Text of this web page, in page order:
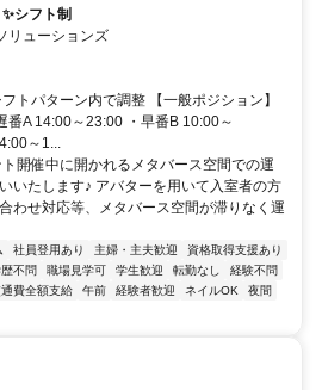
シフト制
リューションズ
トパターン内で調整 【一般ポジション】
番A 14:00～23:00 ・早番B 10:00～
～1...
開催中に開かれるメタバース空間での運
いたします♪ アバターを用いて入室者の方
わせ対応等、メタバース空間が滞りなく運
社員登用あり 主婦・主夫歓迎
資格取得支援あり
不問 職場見学可 学生歓迎 転勤なし
経験不問
費全額支給 午前 経験者歓迎 ネイルOK
夜間